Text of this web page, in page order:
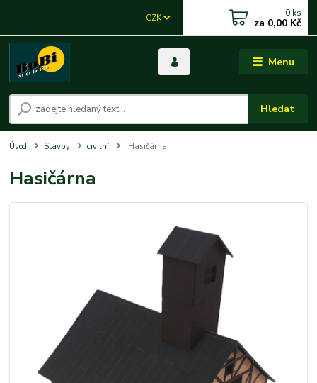
Menu
CZK
Hledat
0 ks
za 0,00 Kč
Úvod Stavby civilní Hasičárna
Hasičárna